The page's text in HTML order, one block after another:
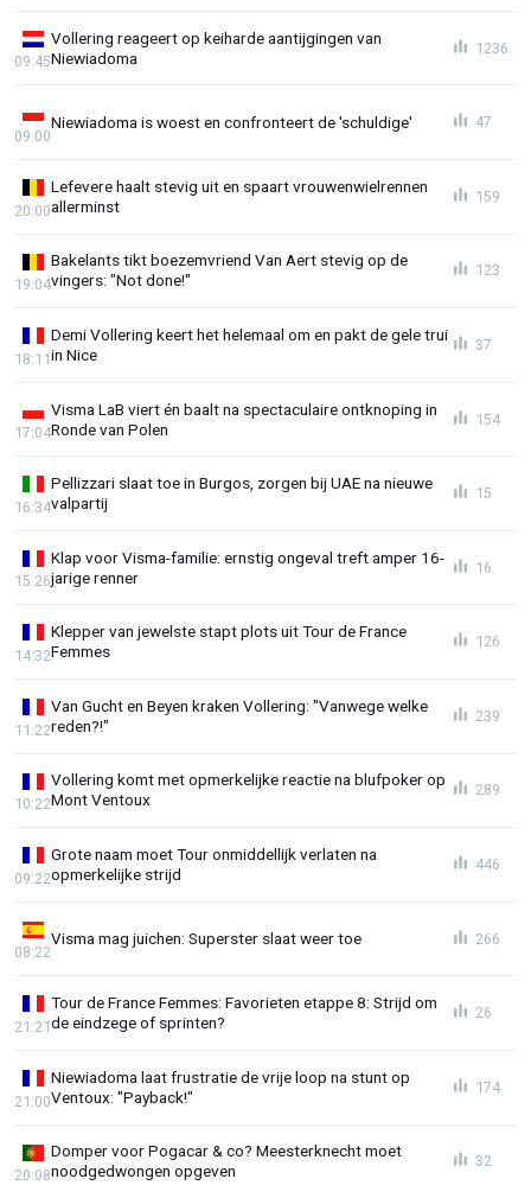
Vollering reageert op keiharde aantijgingen van
Niewiadoma
09:45
1236
Niewiadoma is woest en confronteert de 'schuldige'
09:00
47
Lefevere haalt stevig uit en spaart vrouwenwielrennen
allerminst
20:00
159
Bakelants tikt boezemvriend Van Aert stevig op de
vingers: "Not done!"
19:04
123
Demi Vollering keert het helemaal om en pakt de gele trui
in Nice
18:11
37
Visma LaB viert én baalt na spectaculaire ontknoping in
Ronde van Polen
17:04
154
Pellizzari slaat toe in Burgos, zorgen bij UAE na nieuwe
valpartij
16:34
15
Klap voor Visma-familie: ernstig ongeval treft amper 16-
jarige renner
15:26
16
Klepper van jewelste stapt plots uit Tour de France
Femmes
14:32
126
Van Gucht en Beyen kraken Vollering: "Vanwege welke
reden?!"
11:22
239
Vollering komt met opmerkelijke reactie na blufpoker op
Mont Ventoux
10:22
289
Grote naam moet Tour onmiddellijk verlaten na
opmerkelijke strijd
09:22
446
Visma mag juichen: Superster slaat weer toe
08:22
266
Tour de France Femmes: Favorieten etappe 8: Strijd om
de eindzege of sprinten?
21:21
26
Niewiadoma laat frustratie de vrije loop na stunt op
Ventoux: "Payback!"
21:00
174
Domper voor Pogacar & co? Meesterknecht moet
noodgedwongen opgeven
20:08
32